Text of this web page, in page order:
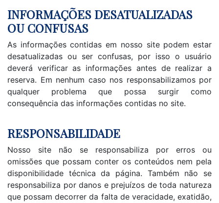
INFORMAÇÕES DESATUALIZADAS
OU CONFUSAS
As informações contidas em nosso site podem estar
desatualizadas ou ser confusas, por isso o usuário
deverá verificar as informações antes de realizar a
reserva. Em nenhum caso nos responsabilizamos por
qualquer problema que possa surgir como
consequência das informações contidas no site.
RESPONSABILIDADE
Nosso site não se responsabiliza por erros ou
omissões que possam conter os conteúdos nem pela
disponibilidade técnica da página. Também não se
responsabiliza por danos e prejuízos de toda natureza
que possam decorrer da falta de veracidade, exatidão,